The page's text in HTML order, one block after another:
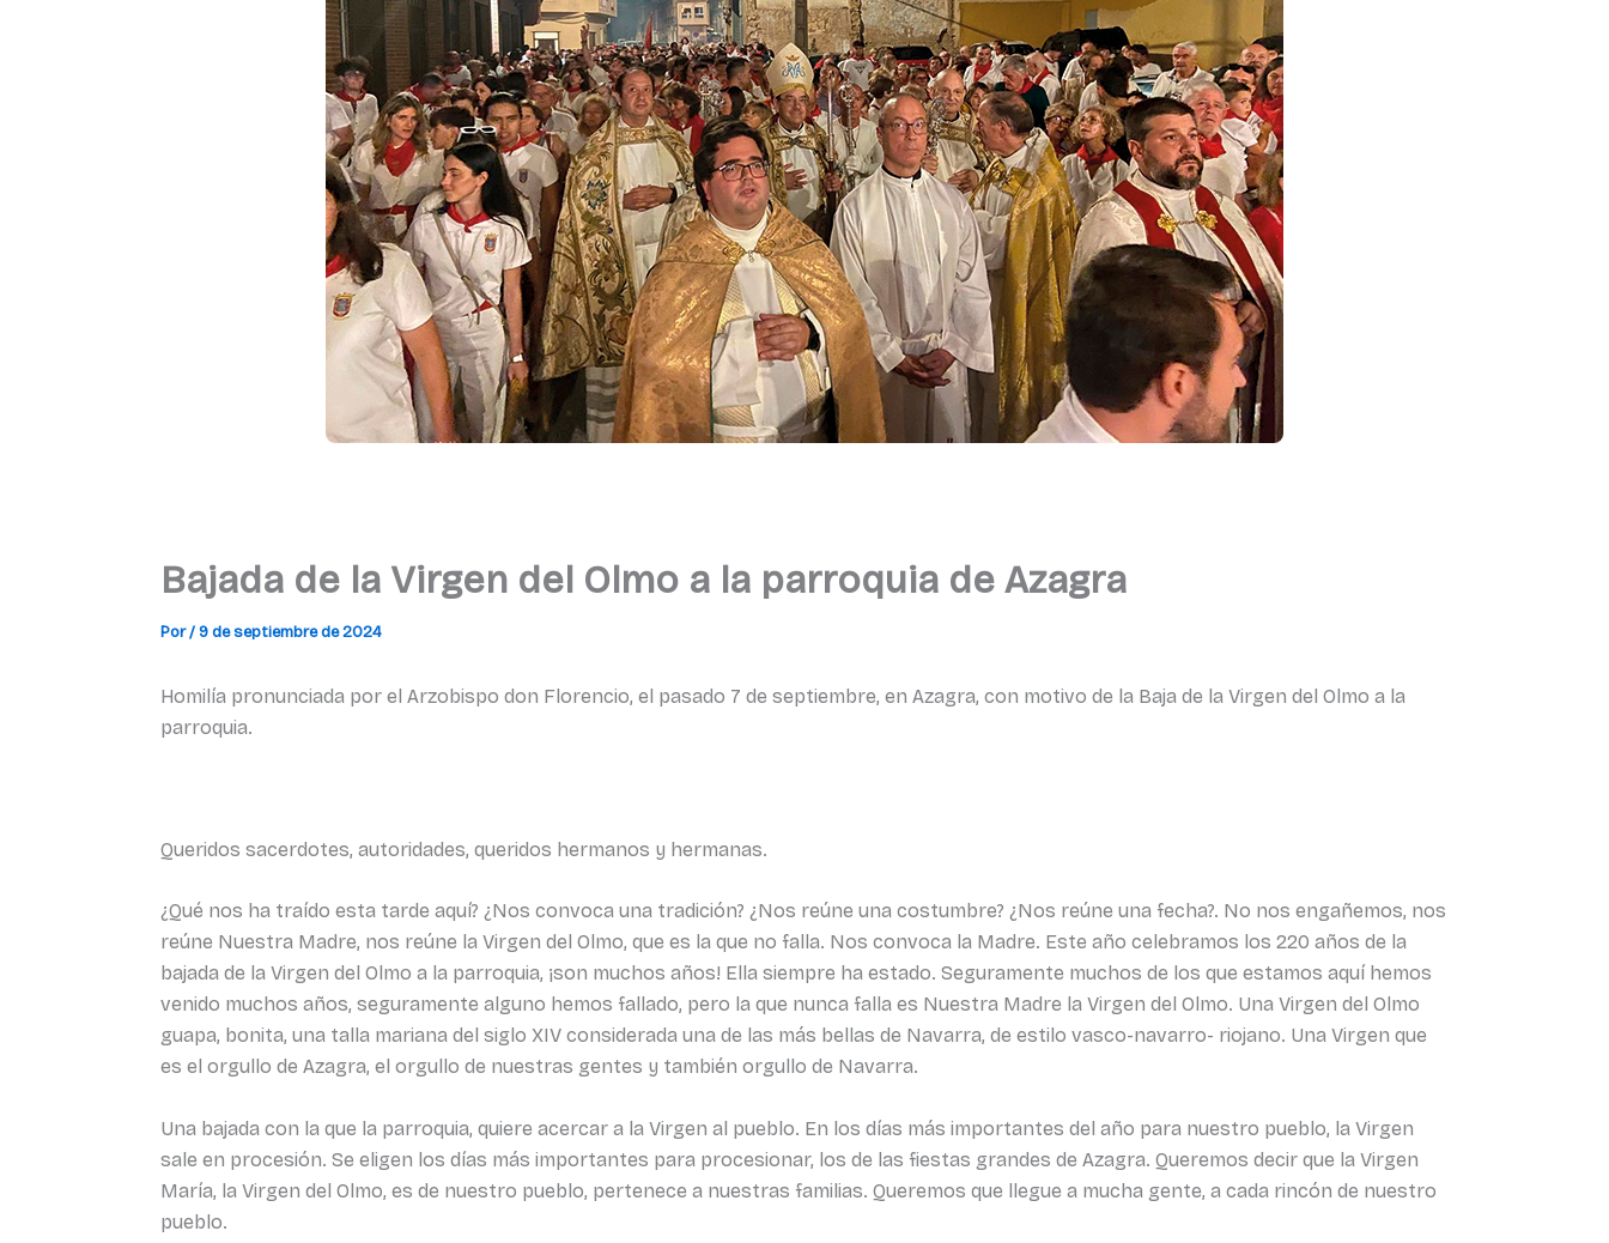
Bajada de la Virgen del Olmo a la parroquia de Azagra
Por/9 de septiembre de 2024
Homilía pronunciada por el Arzobispo don Florencio, el pasado 7 de septiembre, en Azagra, con motivo de la Baja de la Virgen del Olmo a la
parroquia.
Queridos sacerdotes, autoridades, queridos hermanos y hermanas.
¿Qué nos ha traído esta tarde aquí? ¿Nos convoca una tradición? ¿Nos reúne una costumbre? ¿Nos reúne una fecha?. No nos engañemos, nos
reúne Nuestra Madre, nos reúne la Virgen del Olmo, que es la que no falla. Nos convoca la Madre. Este año celebramos los 220 años de la
bajada de la Virgen del Olmo a la parroquia, ¡son muchos años! Ella siempre ha estado. Seguramente muchos de los que estamos aquí hemos
venido muchos años, seguramente alguno hemos fallado, pero la que nunca falla es Nuestra Madre la Virgen del Olmo. Una Virgen del Olmo
guapa, bonita, una talla mariana del siglo XIV considerada una de las más bellas de Navarra, de estilo vasco-navarro- riojano. Una Virgen que
es el orgullo de Azagra, el orgullo de nuestras gentes y también orgullo de Navarra.
Una bajada con la que la parroquia, quiere acercar a la Virgen al pueblo. En los días más importantes del año para nuestro pueblo, la Virgen
sale en procesión. Se eligen los días más importantes para procesionar, los de las fiestas grandes de Azagra. Queremos decir que la Virgen
María, la Virgen del Olmo, es de nuestro pueblo, pertenece a nuestras familias. Queremos que llegue a mucha gente, a cada rincón de nuestro
pueblo.